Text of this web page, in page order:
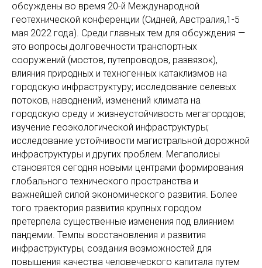
обсуждены во время 20-й Международной
геотехнической конференции (Сидней, Австралия,1-5
мая 2022 года). Среди главных тем для обсуждения —
это вопросы долговечности транспортных
сооружений (мостов, путепроводов, развязок),
влияния природных и техногенных катаклизмов на
городскую инфраструктуру; исследование селевых
потоков, наводнений, изменений климата на
городскую среду и жизнеустойчивость мегагородов;
изучение геоэкологической инфраструктуры;
исследование устойчивости магистральной дорожной
инфраструктуры и других проблем. Мегаполисы
становятся сегодня новыми центрами формирования
глобального технического пространства и
важнейшей силой экономического развития. Более
того траектория развития крупных городом
претерпела существенные изменения под влиянием
пандемии. Темпы восстановления и развития
инфраструктуры, создания возможностей для
повышения качества человеческого капитала путем